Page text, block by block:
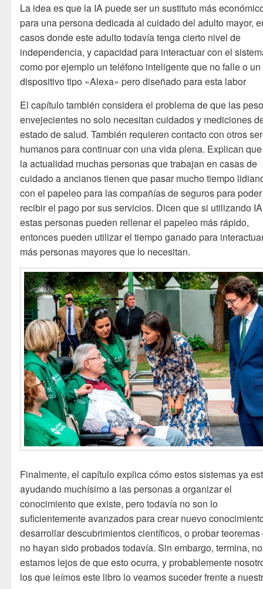
La idea es que la IA puede ser un sustituto más
para una persona dedicada al cuidado del adulto mayor,
casos donde este adulto todavía tenga cierto nivel de
independencia, y capacidad para interactuar con el
como por ejemplo un teléfono inteligente que no falle o un
dispositivo tipo «Alexa» pero diseñado para esta labor
El capítulo también considera el problema de que las
envejecientes no solo necesitan cuidados y mediciones
estado de salud. También requieren contacto con otros
humanos para continuar con una vida plena. Explican
la actualidad muchas personas que trabajan en casas de
cuidado a ancianos tienen que pasar mucho tiempo
con el papeleo para las compañías de seguros para poder
recibir el pago por sus servicios. Dicen que si utilizando IA
estas personas pueden rellenar el papeleo más rápido,
entonces pueden utilizar el tiempo ganado para
más personas mayores que lo necesitan.
Finalmente, el capítulo explica cómo estos sistemas ya
ayudando muchísimo a las personas a organizar el
conocimiento que existe, pero todavía no son lo
suficientemente avanzados para crear nuevo
desarrollar descubrimientos científicos, o probar teoremas
no hayan sido probados todavía. Sin embargo, termina, no
estamos lejos de que esto ocurra, y probablemente
los que leímos este libro lo veamos suceder frente a